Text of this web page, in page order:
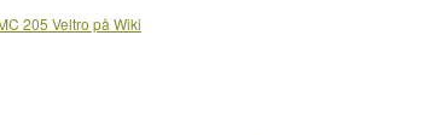
205 Veltro på Wiki